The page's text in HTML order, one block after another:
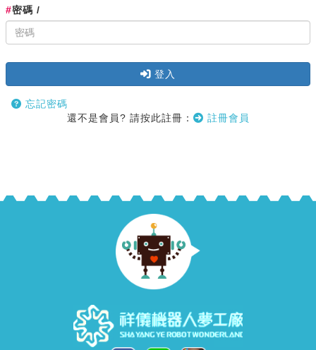
#密碼 /
登入
忘記密碼
還不是會員? 請按此註冊：
註冊會員